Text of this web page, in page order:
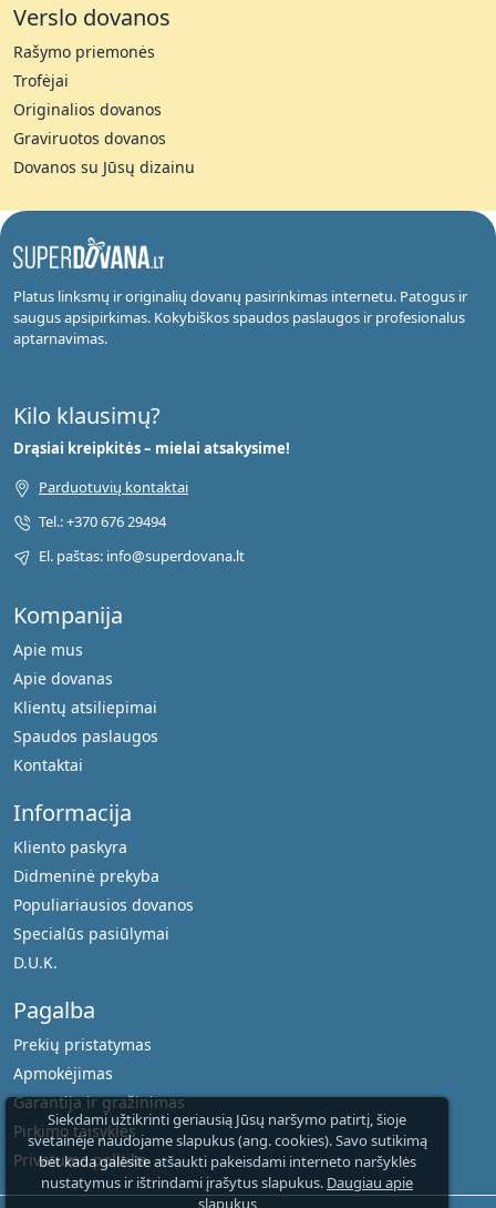
Siekdami užtikrinti geriausią Jūsų naršymo patirtį, šioje
svetainėje naudojame slapukus (ang. cookies). Savo sutikimą
bet kada galėsite atšaukti pakeisdami interneto naršyklės
nustatymus ir ištrindami įrašytus slapukus. Daugiau apie
slapukus
Verslo dovanos
Rašymo priemonės
Trofėjai
Originalios dovanos
Graviruotos dovanos
Dovanos su Jūsų dizainu
Platus linksmų ir originalių dovanų pasirinkimas internetu. Patogus ir
saugus apsipirkimas. Kokybiškos spaudos paslaugos ir profesionalus
aptarnavimas.
Kompanija
Apie mus
Apie dovanas
Klientų atsiliepimai
Spaudos paslaugos
Kontaktai
Informacija
Kliento paskyra
Didmeninė prekyba
Populiariausios dovanos
Specialūs pasiūlymai
D.U.K.
Pagalba
Prekių pristatymas
Apmokėjimas
Garantija ir gražinimas
Pirkimo taisyklės
Privatumo politika
Kilo klausimų?
Drąsiai kreipkitės – mielai atsakysime!
Parduotuvių kontaktai
Tel.: +370 676 29494
El. paštas: info@superdovana.lt